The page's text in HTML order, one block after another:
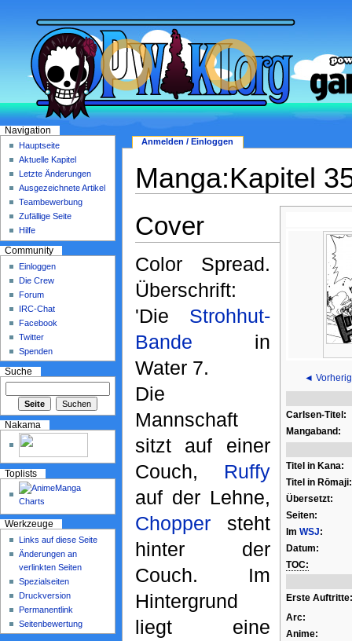
Manga:Kapitel
◄
Carlsen-Titel:
Mangaband:
Titel in Kana:
Titel in Rōmaji:
Übersetzt:
Seiten:
Im WSJ:
Datum:
TOC:
Erste Auftritte:
Arc:
Anime:
Cover
Color Spread.
Überschrift:
'Die Strohhut-
Bande in
Water 7.
Die
Mannschaft
sitzt auf einer
Couch, Ruffy
auf der Lehne,
Choppersteht
hinter der
Couch. Im
Hintergrund
liegt eine
Anmelden / Einloggen
Navigation
Hauptseite
Aktuelle Kapitel
Letzte Änderungen
Ausgezeichnete Artikel
Teambewerbung
Zufällige Seite
Hilfe
Community
Einloggen
Die Crew
Forum
IRC-Chat
Facebook
Twitter
Spenden
Suche
Nakama
Toplists
Werkzeuge
Links auf diese Seite
Änderungen an
verlinkten Seiten
Spezialseiten
Druckversion
Permanentlink
Seitenbewertung